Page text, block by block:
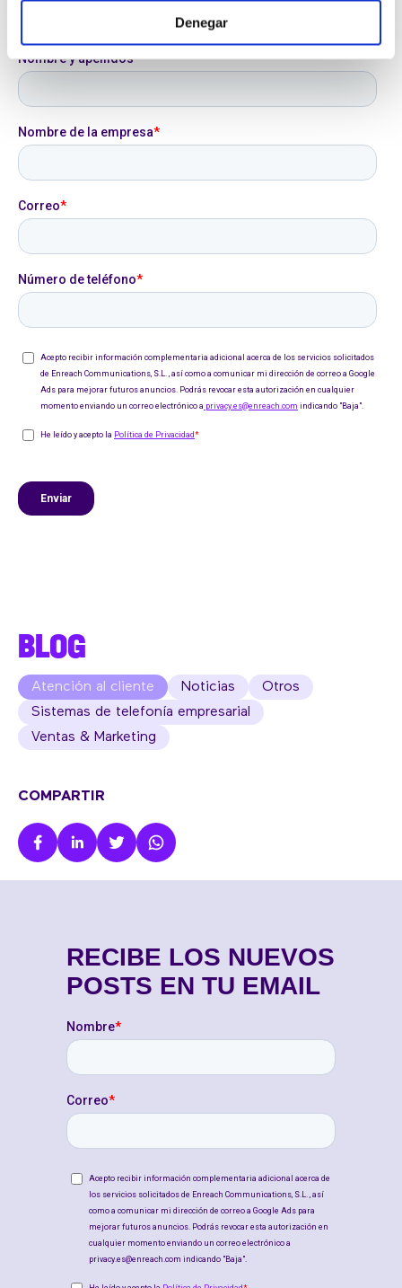
Denegar
BLOG
Atención al cliente Noticias
Otros
Sistemas de telefonía empresarial
Ventas & Marketing
COMPARTIR